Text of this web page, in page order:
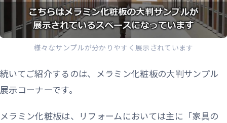
様々なサンプルが分かりやすく展示されています
続いてご紹介するのは、メラミン化粧板の大判サンプル
展示コーナーです。
メラミン化粧板は、リフォームにおいては主に「家具の